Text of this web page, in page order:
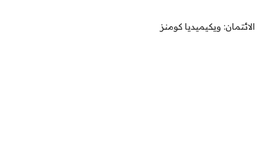
الائتمان: ويكيميديا ​​​​كومنز